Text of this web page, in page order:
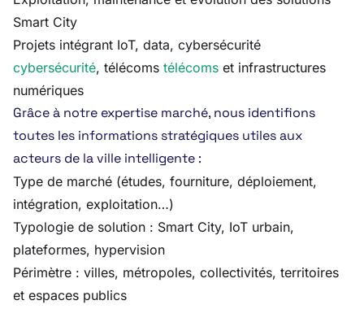
Smart City
Projets intégrant IoT, data, cybersécurité
cybersécurité, télécoms télécoms et infrastructures
numériques
Grâce à notre expertise marché, nous identifions
toutes les informations stratégiques utiles aux
acteurs de la ville intelligente :
Type de marché (études, fourniture, déploiement,
intégration, exploitation…)
Typologie de solution : Smart City, IoT urbain,
plateformes, hypervision
Périmètre : villes, métropoles, collectivités, territoires
et espaces publics